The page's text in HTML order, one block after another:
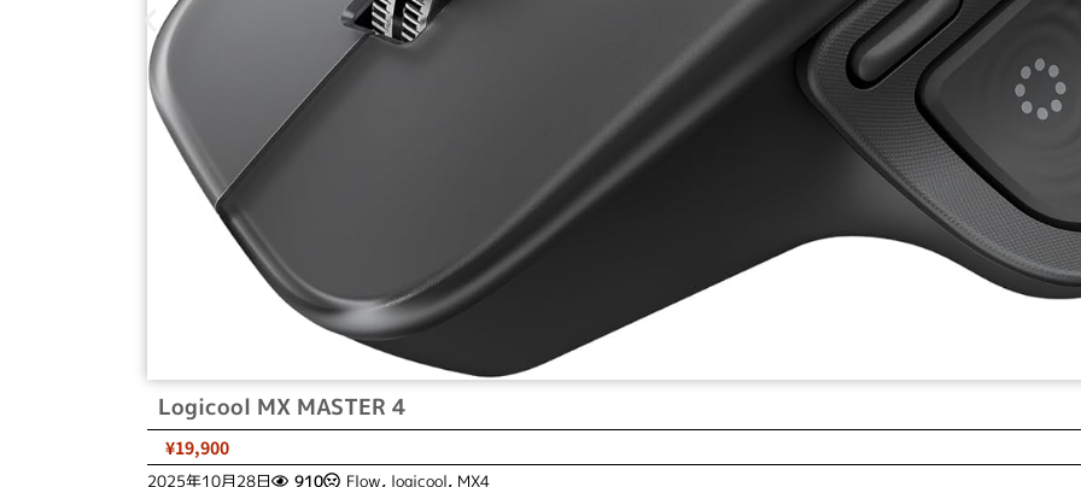
Logicool MX MASTER 4
¥19,900
2025年10月28日 910 Flow, logicool, MX4